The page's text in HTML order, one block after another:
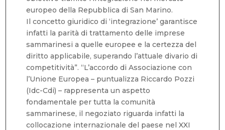
europeo della Repubblica di San Marino.
Il concetto giuridico di ‘integrazione’ garantisce
infatti la parità di trattamento delle imprese
sammarinesi a quelle europee e la certezza del
diritto applicabile, superando l’attuale divario di
competitività”. “L’accordo di Associazione con
l’Unione Europea – puntualizza Riccardo Pozzi
(Idc-Cdi) – rappresenta un aspetto
fondamentale per tutta la comunità
sammarinese, il negoziato riguarda infatti la
collocazione internazionale del paese nel XXI